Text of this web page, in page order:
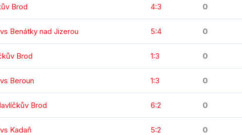
Brod 4:3 0
Benátky nad Jizerou 5:4 0
Brod 1:3 0
Beroun 1:3 0
Brod 6:2 0
Kadaň 5:2 0